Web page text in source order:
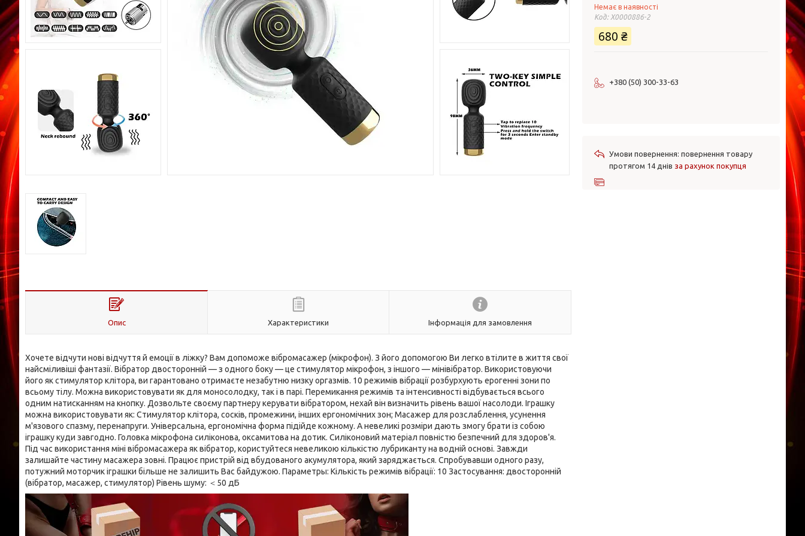
Опис Характеристики Інформація для замовлення
Хочете відчути нові відчуття й емоції в ліжку? Вам допоможе вібромасажер (мікрофон). З його допомогою Ви легко втілите в життя свої
найсміливіші фантазії. Вібратор двосторонній — з одного боку — це стимулятор мікрофон, з іншого — мінівібратор. Використовуючи
його як стимулятор клітора, ви гарантовано отримаєте незабутню низку оргазмів. 10 режимів вібрації розбурхують ерогенні зони по
всьому тілу. Можна використовувати як для моносолодку, так і в парі. Перемикання режимів та інтенсивності відбувається всього
одним натисканням на кнопку. Дозвольте своєму партнеру керувати вібратором, нехай він визначить рівень вашої насолоди. Іграшку
можна використовувати як: Стимулятор клітора, сосків, промежини, інших ергономічних зон; Масажер для розслаблення, усунення
м'язового спазму, перенапруги. Універсальна, ергономічна форма підійде кожному. А невеликі розміри дають змогу брати із собою
іграшку куди завгодно. Головка мікрофона силіконова, оксамитова на дотик. Силіконовий матеріал повністю безпечний для здоров'я.
Під час використання міні вібромасажера як вібратор, користуйтеся невеликою кількістю лубриканту на водній основі. Завжди
залишайте частину масажера зовні. Працює пристрій від вбудованого акумулятора, який заряджається. Спробувавши одного разу,
потужний моторчик іграшки більше не залишить Вас байдужою. Параметры: Кількість режимів вібрації: 10 Застосування: двосторонній
(вібратор, масажер, стимулятор) Рівень шуму: ＜50 дБ
Немає в наявності
Код: X0000886-2
680 ₴
+380 (50) 300-33-63
повернення товару
протягом 14 днів за рахунок покупця